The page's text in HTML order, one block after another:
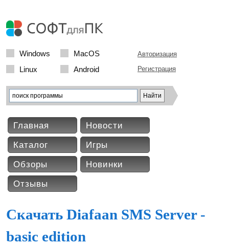
Windows
MacOS
Linux
Android
Авторизация
Регистрация
Главная
Новости
Каталог
Игры
Обзоры
Новинки
Отзывы
Скачать Diafaan SMS Server -
basic edition